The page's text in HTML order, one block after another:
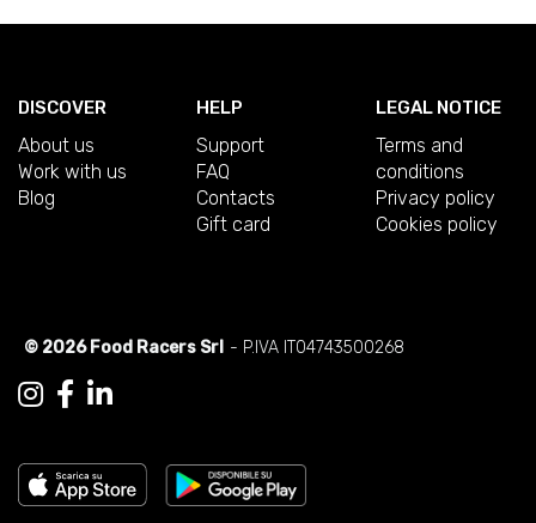
DISCOVER
About us
Work with us
Blog
HELP
Support
FAQ
Contacts
Gift card
LEGAL NOTICE
Terms and
conditions
Privacy policy
Cookies policy
© 2026 Food Racers Srl - P.IVA IT04743500268